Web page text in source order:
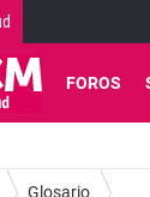
FOROS
Glosario